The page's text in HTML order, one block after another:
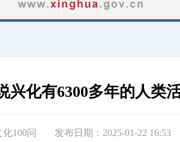
兴化有6300多年的人类
100问 发布日期：2025-01-22 16:53